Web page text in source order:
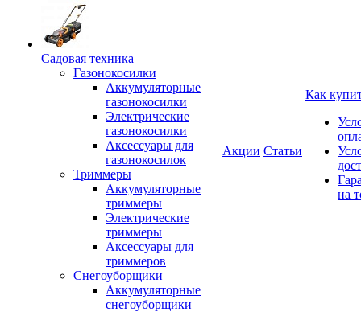
Садовая техника
Газонокосилки
Аккумуляторные
газонокосилки
Электрические
газонокосилки
Аксессуары для
газонокосилок
Триммеры
Аккумуляторные
триммеры
Электрические
триммеры
Аксессуары для
триммеров
Снегоуборщики
Аккумуляторные
снегоуборщики
Акции Статьи
Как
на